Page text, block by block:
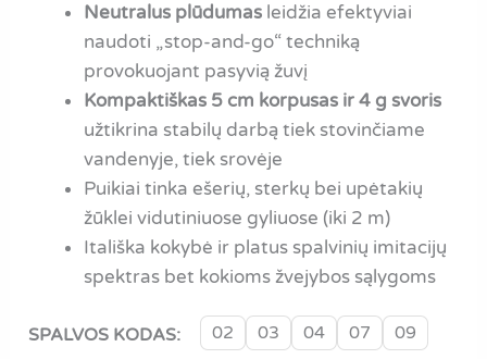
Neutralus plūdumas leidžia efektyviai
naudoti „stop-and-go“ techniką
provokuojant pasyvią žuvį
Kompaktiškas 5 cm korpusas ir 4 g svoris
užtikrina stabilų darbą tiek stovinčiame
vandenyje, tiek srovėje
Puikiai tinka ešerių, sterkų bei upėtakių
žūklei vidutiniuose gyliuose (iki 2 m)
Itališka kokybė ir platus spalvinių imitacijų
spektras bet kokioms žvejybos sąlygoms
SPALVOS KODAS: 02 03 04 07 09